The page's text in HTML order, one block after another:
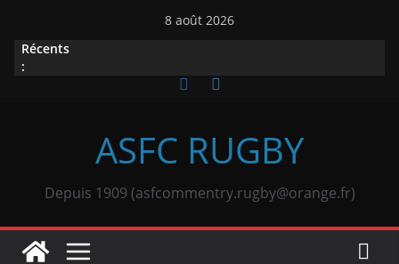
contenu
8 août 2026
Récents
:
ASFC RUGBY
Depuis 1909 (asfcommentry.rugby@orange.fr)